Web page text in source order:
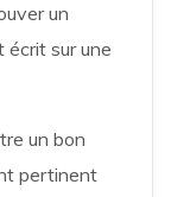
un
écrit sur une
un bon
pertinent